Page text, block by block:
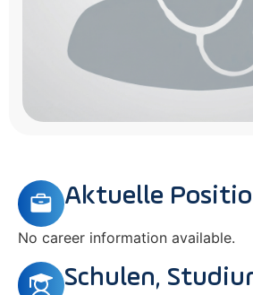
Aktuelle
No career information available.
Schulen,